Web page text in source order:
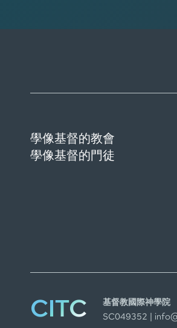
學像基督的教會
學像基督的門徒
CITC
基督教國際神學院
SC049352 |